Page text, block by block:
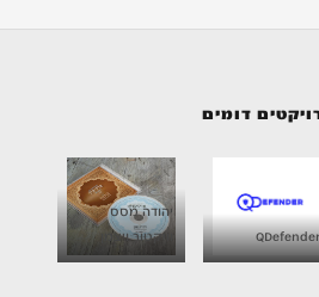
דומים
QDefender
יהודה מסס
וויקטור ויצמן